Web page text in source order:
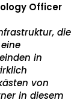
Officer
die
in
von
in diesem